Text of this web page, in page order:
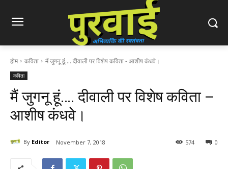
होम कविता मैं जुगनू हूं.... दीवाली पर विशेष कविता - आशीष कंधवे।
कविता
मैं जुगनू हूं…. दीवाली पर विशेष कविता –
आशीष कंधवे।
By Editor November 7, 2018 0
574